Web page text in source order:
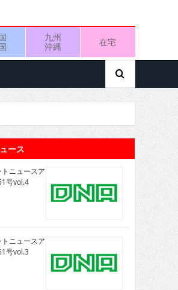
九州
沖縄
在宅
ース
ニュースア
号vol.4
ニュースア
号vol.3